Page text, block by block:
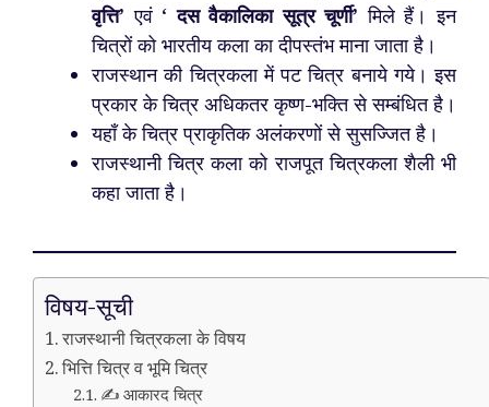
वृत्ति’ एवं ‘दस वैकालिका सूत्र चूर्णी’ मिले हैं। इन
चित्रों को भारतीय कला का दीपस्तंभ माना जाता है।
राजस्थान की चित्रकला में पट चित्र बनाये गये। इस
प्रकार के चित्र अधिकतर कृष्ण-भक्ति से सम्बंधित है।
यहाँ के चित्र प्राकृतिक अलंकरणों से सुसज्जित है।
राजस्थानी चित्र कला को राजपूत चित्रकला शैली भी
कहा जाता है।
विषय-सूची
राजस्थानी चित्रकला के विषय
भित्ति चित्र व भूमि चित्र
✍️ आकारद चित्र